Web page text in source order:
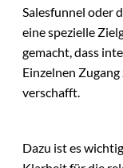
Salesfunnel oder
eine spezielle
gemacht, dass
Einzelnen
verschafft.
Dazu ist es